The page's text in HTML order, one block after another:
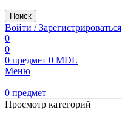
Поиск
Войти / Зарегистрироваться
0
0
0 предмет 0 MDL
Меню
0 предмет
Просмотр категорий